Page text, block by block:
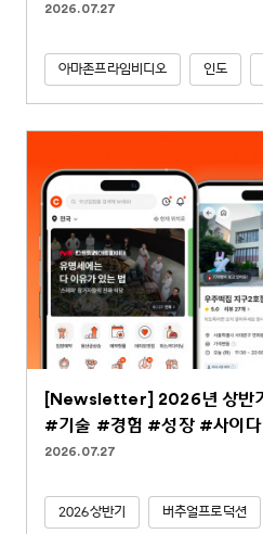
2026.07.27
아마존프라임비디오 인도
[Newsletter] 2026년 상반
#기술 #경험 #성장 #사이다
2026.07.27
2026상반기 버추얼프로덕션